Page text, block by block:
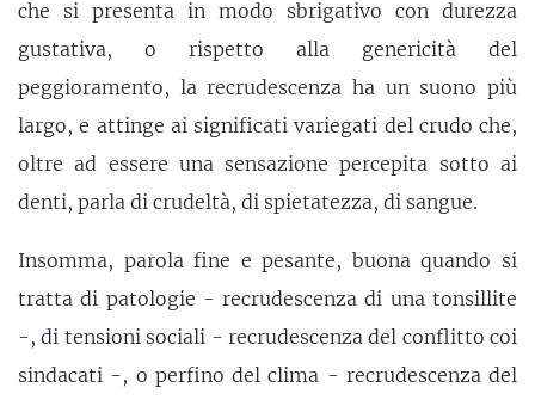
che si presenta in modo sbrigativo con durezza
gustativa, o rispetto alla genericità del
peggioramento, la recrudescenza ha un suono più
largo, e attinge ai significati variegati del crudo che,
oltre ad essere una sensazione percepita sotto ai
denti, parla di crudeltà, di spietatezza, di sangue.
Insomma, parola fine e pesante, buona quando si
tratta di patologie - recrudescenza di una tonsillite
-, di tensioni sociali - recrudescenza del conflitto coi
sindacati -, o perfino del clima - recrudescenza del